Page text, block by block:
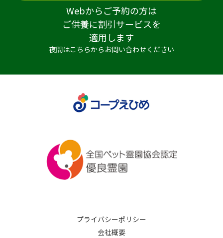
Webからご予約の方は
ご供養に割引サービスを
適用します
夜間はこちらからお問い合わせください
プライバシーポリシー
会社概要